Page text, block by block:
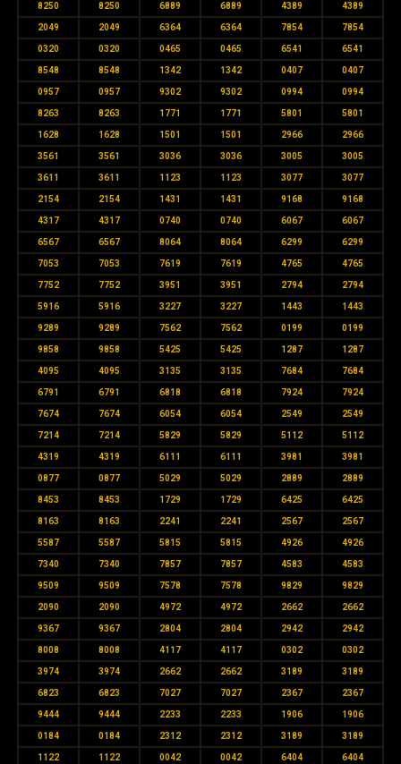
8250 8250 6889 6889 4389 4389
2049 2049 6364 6364 7854 7854
0320 0320 0465 0465 6541 6541
8548 8548 1342 1342 0407 0407
0957 0957 9302 9302 0994 0994
8263 8263 1771 1771 5801 5801
1628 1628 1501 1501 2966 2966
3561 3561 3036 3036 3005 3005
3611 3611 1123 1123 3077 3077
2154 2154 1431 1431 9168 9168
4317 4317 0740 0740 6067 6067
6567 6567 8064 8064 6299 6299
7053 7053 7619 7619 4765 4765
7752 7752 3951 3951 2794 2794
5916 5916 3227 3227 1443 1443
9289 9289 7562 7562 0199 0199
9858 9858 5425 5425 1287 1287
4095 4095 3135 3135 7684 7684
6791 6791 6818 6818 7924 7924
7674 7674 6054 6054 2549 2549
7214 7214 5829 5829 5112 5112
4319 4319 6111 6111 3981 3981
0877 0877 5029 5029 2889 2889
8453 8453 1729 1729 6425 6425
8163 8163 2241 2241 2567 2567
5587 5587 5815 5815 4926 4926
7340 7340 7857 7857 4583 4583
9509 9509 7578 7578 9829 9829
2090 2090 4972 4972 2662 2662
9367 9367 2804 2804 2942 2942
8008 8008 4117 4117 0302 0302
3974 3974 2662 2662 3189 3189
6823 6823 7027 7027 2367 2367
9444 9444 2233 2233 1906 1906
0184 0184 2312 2312 3189 3189
1122 1122 0042 0042 6404 6404